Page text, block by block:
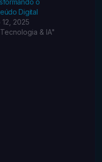
Digital
12, 2025
& IA"